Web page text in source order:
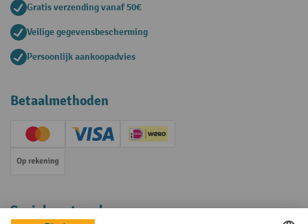
Gratis verzending vanaf 50€
Veilige gegevensbescherming
Persoonlijk aankoopadvies
Betaalmethoden
Creditcard (Master)Creditcard (Visa)iDEAL | Wero
Op rekening
Sociale netwerken